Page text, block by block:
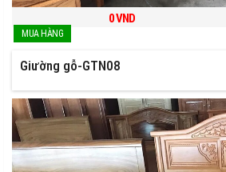
0VND
Giường gỗ-GTN08